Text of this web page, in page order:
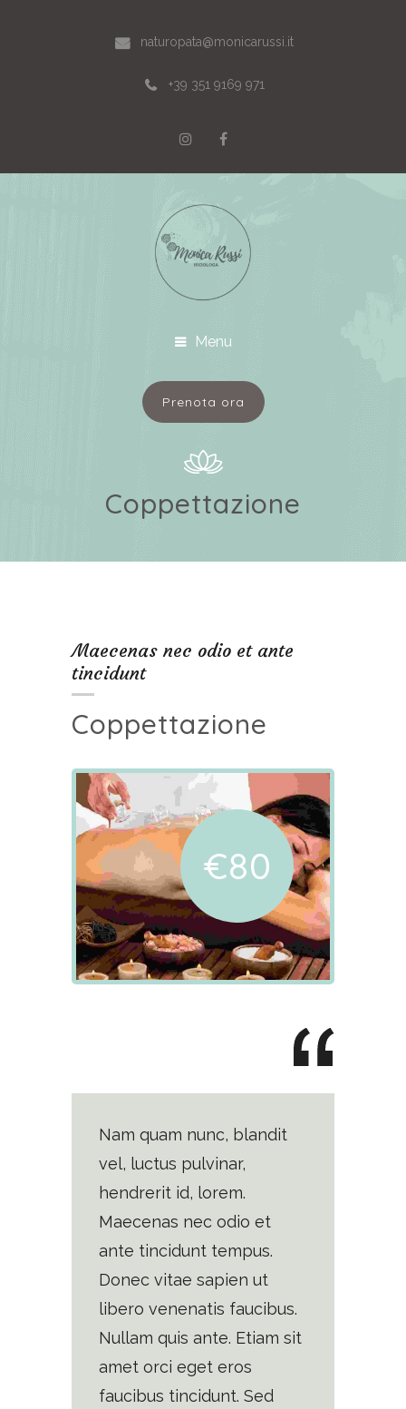
naturopata@monicarussi.it
+39 351 9169 971
Menu
Prenota ora
Coppettazione
Maecenas nec odio et ante
tincidunt
Coppettazione
€80
Nam quam nunc, blandit
vel, luctus pulvinar,
hendrerit id, lorem.
Maecenas nec odio et
ante tincidunt tempus.
Donec vitae sapien ut
libero venenatis faucibus.
Nullam quis ante. Etiam sit
amet orci eget eros
faucibus tincidunt. Sed